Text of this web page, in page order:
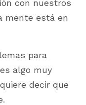
con nuestros
mente está en
para
algo muy
decir que